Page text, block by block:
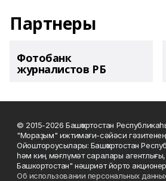
Партнеры
Фотобанк
журналистов РБ
© 2015-2026 Башҡортостан
"Мораҙым" ижтимағи-сәйәси
Ойоштороусылары: Башҡортостан
һәм киң мәғлүмәт саралары
Башкортостан" нәшриәт йорто
Об использовании персональных